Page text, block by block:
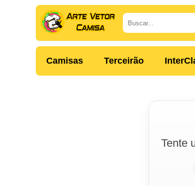
Camisas Terceirão
Tente